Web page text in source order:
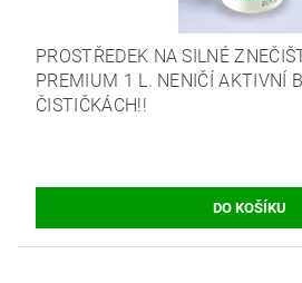
PROSTŘEDEK NA SILNÉ
PREMIUM 1 L. NENIČÍ AKTIVNÍ
ČISTIČKÁCH!!